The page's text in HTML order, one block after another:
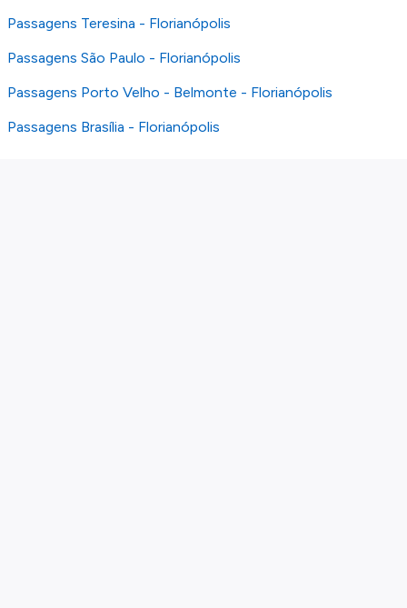
Passagens Teresina - Florianópolis
Passagens São Paulo - Florianópolis
Passagens Porto Velho - Belmonte - Florianópolis
Passagens Brasília - Florianópolis